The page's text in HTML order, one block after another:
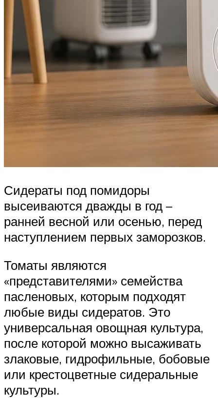
Сидераты под помидоры
высеиваются дважды в год –
ранней весной или осенью, перед
наступлением первых заморозков.
Томаты являются
«представителями» семейства
пасленовых, которым подходят
любые виды сидератов. Это
универсальная овощная культура,
после которой можно высаживать
злаковые, гидрофильные, бобовые
или крестоцветные сидеральные
культуры.